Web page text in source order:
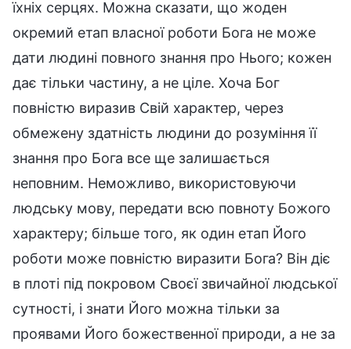
їхніх серцях. Можна сказати, що жоден
окремий етап власної роботи Бога не може
дати людині повного знання про Нього; кожен
дає тільки частину, а не ціле. Хоча Бог
повністю виразив Свій характер, через
обмежену здатність людини до розуміння її
знання про Бога все ще залишається
неповним. Неможливо, використовуючи
людську мову, передати всю повноту Божого
характеру; більше того, як один етап Його
роботи може повністю виразити Бога? Він діє
в плоті під покровом Своєї звичайної людської
сутності, і знати Його можна тільки за
проявами Його божественної природи, а не за